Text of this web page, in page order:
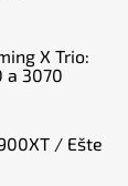
X Trio:
a 3070
/ Ešte